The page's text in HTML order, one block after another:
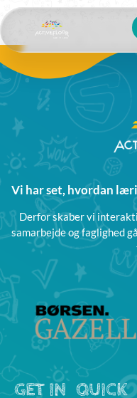
Vi har set, hvordan
Derfor skaber vi
samarbejde og faglighed
GET IN QUICK